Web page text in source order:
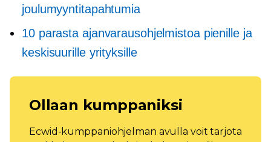
joulumyyntitapahtumia
10 parasta ajanvarausohjelmistoa pienille ja
keskisuurille yrityksille
Ollaan kumppaniksi
Ecwid-kumppaniohjelman avulla voit tarjota